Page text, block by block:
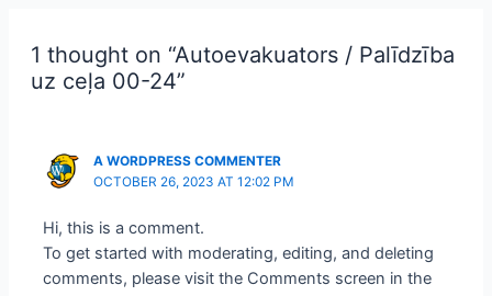
1 thought on “Autoevakuators / Palīdzība
uz ceļa 00-24”
A WORDPRESS COMMENTER
OCTOBER 26, 2023 AT 12:02 PM
Hi, this is a comment.
To get started with moderating, editing, and deleting
comments, please visit the Comments screen in the